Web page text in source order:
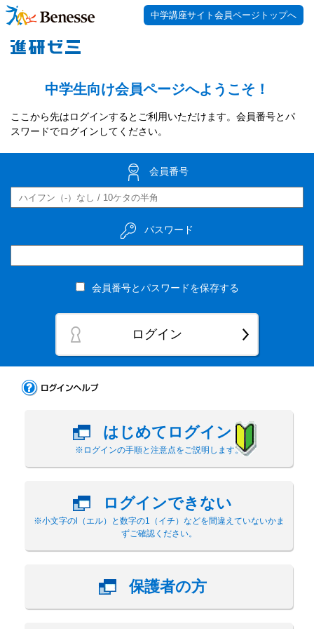
中学講座サイト会員ページトップへ
中学生向け会員ページへようこそ！
ここから先はログインするとご利用いただけます。会員番号とパ
スワードでログインしてください。
会員番号
パスワード
会員番号とパスワードを保存する
ログイン
はじめてログイン
※ログインの手順と注意点をご説明します。
ログインできない
※小文字のl（エル）と数字の1（イチ）などを間違えていないかま
ずご確認ください。
保護者の方